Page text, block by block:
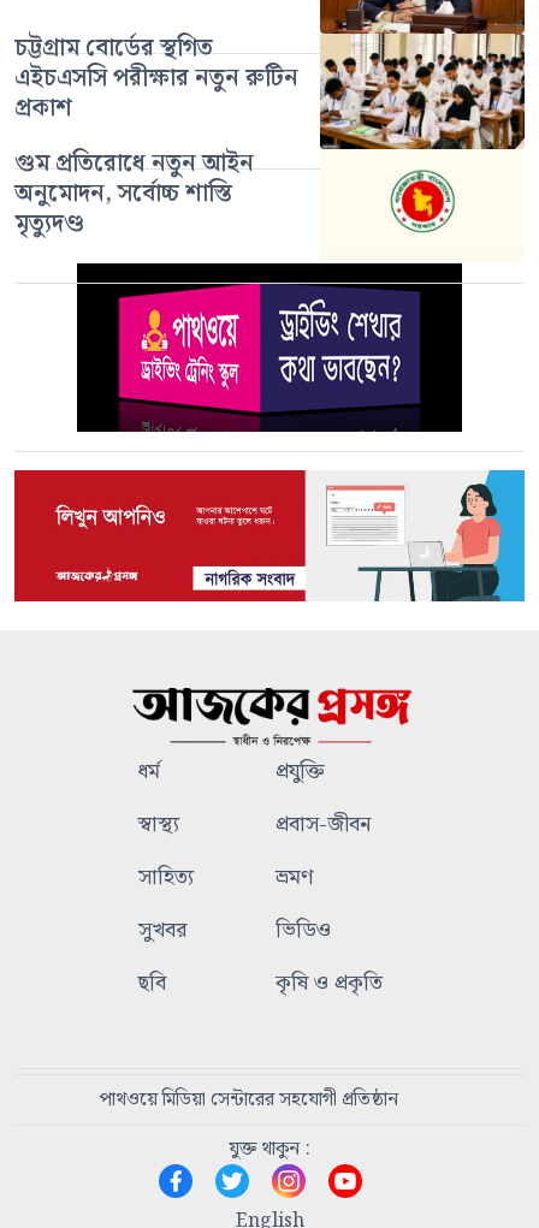
চট্টগ্রাম বোর্ডের স্থগিত
এইচএসসি পরীক্ষার নতুন রুটিন
প্রকাশ
গুম প্রতিরোধে নতুন আইন
অনুমোদন, সর্বোচ্চ শাস্তি
মৃত্যুদণ্ড
ধর্ম
প্রযুক্তি
স্বাস্থ্য
প্রবাস-জীবন
সাহিত্য
ভ্রমণ
সুখবর
ভিডিও
ছবি
কৃষি ও প্রকৃতি
পাথওয়ে মিডিয়া সেন্টারের সহযোগী প্রতিষ্ঠান
যুক্ত থাকুন :
English